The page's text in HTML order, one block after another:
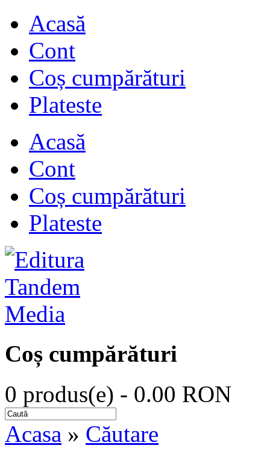
Acasă
Cont
Coș cumpărături
Plateste
Acasă
Cont
Coș cumpărături
Plateste
Coș cumpărături
0 produs(e) - 0.00 RON
Acasa » Căutare